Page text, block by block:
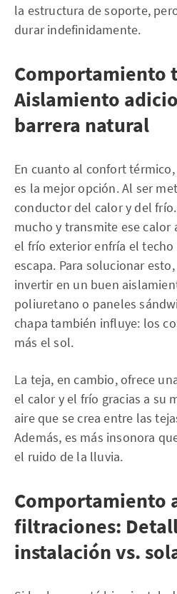
la estructura de soporte,
durar indefinidamente.
Comportamiento
Aislamiento
barrera natural
En cuanto al confort
es la mejor opción. Al ser
conductor del calor y del
mucho y transmite ese calor
el frío exterior enfría el techo
escapa. Para solucionar
invertir en un buen
poliuretano o paneles
chapa también influye: los
más el sol.
La teja, en cambio, ofrece
el calor y el frío gracias a su
aire que se crea entre las
Además, es más insonora
el ruido de la lluvia.
Comportamiento
filtraciones:
instalación vs.